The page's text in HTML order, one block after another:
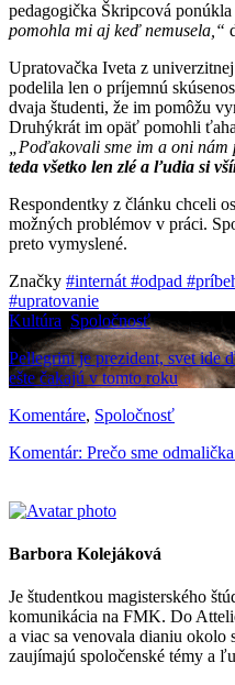
pedagogička Škripcová
pomohla mi aj keď nemusela,“
Upratovačka Iveta z
podelila len o príjemnú
dvaja študenti, že im pomôžu
Druhýkrát im opäť pomohli
„Poďakovali sme im a oni
teda všetko len zlé a ľudia si
Respondentky z článku chceli
možných problémov v práci.
preto vymyslené.
Značky #internát #odpad
#upratovanie
Kultúra Spoločnosť
Pellegrini je prezident, svet ide
ešte čakajú v tomto roku
Komentáre, Spoločnosť
Komentár: Prečo sme
Barbora Kolejáková
Je študentkou magisterského
komunikácia na FMK. Do
a viac sa venovala dianiu
zaujímajú spoločenské témy a